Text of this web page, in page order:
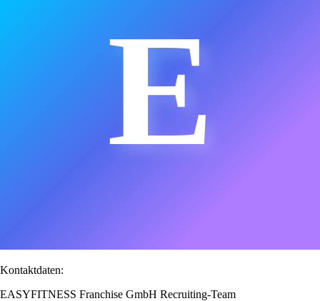
E
Kontaktdaten:
EASYFITNESS Franchise GmbH Recruiting-Team